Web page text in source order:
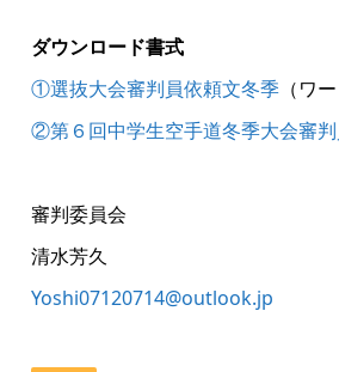
ダウンロード書式
①選抜大会審判員依頼文冬季 （ワ
②第６回中学生空手道冬季大会審
審判委員会
清水芳久
Yoshi07120714@outlook.jp